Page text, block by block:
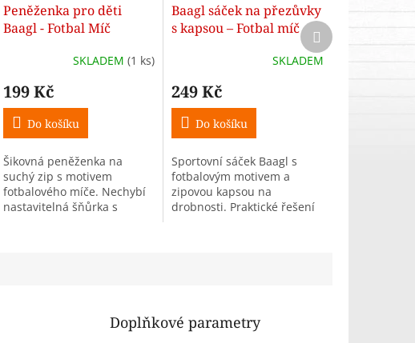
Peněženka pro děti
Baagl - Fotbal Míč
SKLADEM(1 ks)
199 Kč
Do košíku
Šikovná peněženka na
suchý zip s motivem
fotbalového míče. Nechybí
nastavitelná šňůrka s
Baagl sáček na přezůvky
s kapsou – Fotbal míč
SKLADEM
249 Kč
Do košíku
Sportovní sáček Baagl s
fotbalovým motivem a
zipovou kapsou na
drobnosti. Praktické řešení
Další
produkt
Doplňkové parametry